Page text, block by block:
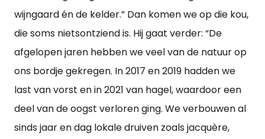
wijngaard én de kelder.” Dan komen we op die kou,
die soms nietsontziend is. Hij gaat verder: “De
afgelopen jaren hebben we veel van de natuur op
ons bordje gekregen. In 2017 en 2019 hadden we
last van vorst en in 2021 van hagel, waardoor een
deel van de oogst verloren ging. We verbouwen al
sinds jaar en dag lokale druiven zoals jacquère,